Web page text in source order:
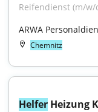
Reifendienst (m/
ARWA
Chemnitz
Helfer Heizung